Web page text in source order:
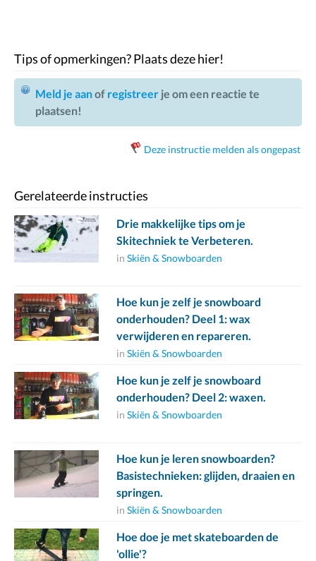
Tips of opmerkingen? Plaats deze hier!
Meld je aanof registreer je om een reactie te
plaatsen!
Deze instructie melden als ongepast
Gerelateerde instructies
Drie makkelijke tips om je
Skitechniek te Verbeteren.
in Skiën & Snowboarden
Hoe kun je zelf je snowboard
onderhouden? Deel 1: wax
verwijderen en repareren.
in Skiën & Snowboarden
Hoe kun je zelf je snowboard
onderhouden? Deel 2: waxen.
in Skiën & Snowboarden
Hoe kun je leren snowboarden?
Basistechnieken: glijden, draaien en
springen.
in Skiën & Snowboarden
Hoe doe je met skateboarden de
'ollie'?